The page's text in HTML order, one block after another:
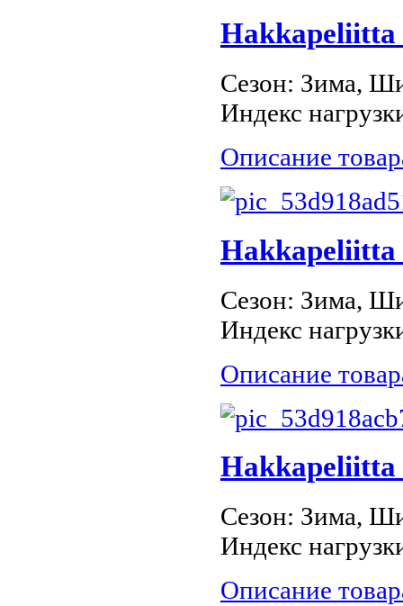
Hakkapeliitta
Сезон: Зима,
Индекс
Описание
Hakkapeliitta
Сезон: Зима,
Индекс
Описание
Hakkapeliitta
Сезон: Зима,
Индекс
Описание